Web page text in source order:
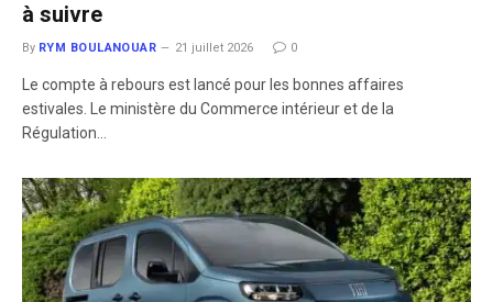
à suivre
By RYM BOULANOUAR 21 juillet 2026 0
​Le compte à rebours est lancé pour les bonnes affaires
estivales. Le ministère du Commerce intérieur et de la
Régulation…